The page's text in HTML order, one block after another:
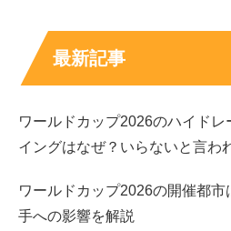
力です。
見せる親しみやすさの両方が語
チームのにぎやかさ”と混ざると
さらに、出川企画は「頑張って
最新記事
ワールドカップ2026のハイド
イングはなぜ？いらないと言わ
ワールドカップ2026の開催都
手への影響を解説